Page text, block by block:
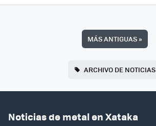
MÁS ANTIGUAS»
ARCHIVO DE NOTICIAS
Noticias de metal en Xataka